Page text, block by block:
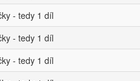
- tedy 1 díl
- tedy 1 díl
- tedy 1 díl